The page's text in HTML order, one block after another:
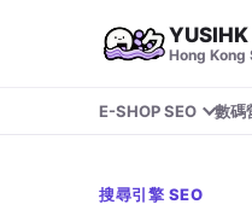
YUSIHK
Hong Kong
E-SHOP SEO 數碼
搜尋引擎 SEO